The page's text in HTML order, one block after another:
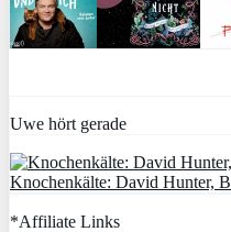
Uwe hört gerade
Knochenkälte: David Hunter,
*Affiliate Links